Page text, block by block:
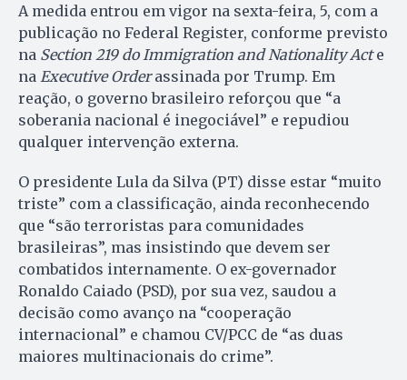
A medida entrou em vigor na sexta-feira, 5, com a
publicação no Federal Register, conforme previsto
na Section 219 do Immigration and Nationality Acte
na Executive Orderassinada por Trump. Em
reação, o governo brasileiro reforçou que “a
soberania nacional é inegociável” e repudiou
qualquer intervenção externa.
O presidente Lula da Silva (PT) disse estar “muito
triste” com a classificação, ainda reconhecendo
que “são terroristas para comunidades
brasileiras”, mas insistindo que devem ser
combatidos internamente. O ex-governador
Ronaldo Caiado (PSD), por sua vez, saudou a
decisão como avanço na “cooperação
internacional” e chamou CV/PCC de “as duas
maiores multinacionais do crime”.